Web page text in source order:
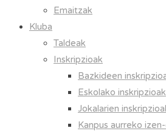
Emaitzak
Kluba
Taldeak
Inskripzioak
Bazkideen
Eskolako inskripzioak
Jokalarien
Kanpus aurreko